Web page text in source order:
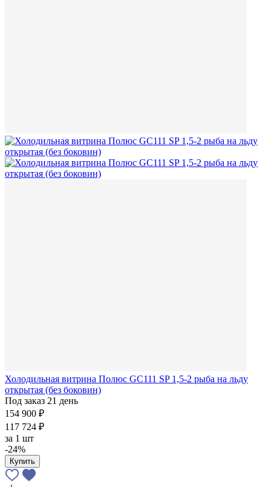
Холодильная витрина Полюс GC111 SP 1,5-2 рыба на льду
открытая (без боковин)
Под заказ 21 день
154 900 ₽
117 724 ₽
за 1 шт
-24%
Купить